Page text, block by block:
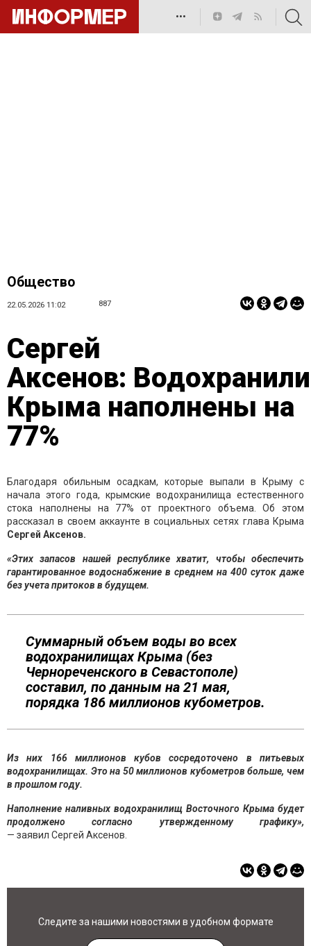
•••
Общество
22.05.2026 11:02 887
Сергей
Аксенов:
Крыма наполнены на
77%
Благодаря обильным осадкам, которые выпали в Крыму с
начала этого года, крымские водохранилища естественного
стока наполнены на 77% от проектного объема. Об этом
рассказал в своем аккаунте в социальных сетях глава Крыма
Сергей Аксенов.
«Этих запасов нашей республике хватит, чтобы обеспечить
гарантированное водоснабжение в среднем на 400 суток даже
без учета притоков в будущем.
Суммарный объем воды во всех
водохранилищах Крыма (без
Чернореченского в Севастополе)
составил, по данным на 21 мая,
порядка 186 миллионов кубометров.
Из них 166 миллионов кубов сосредоточено в питьевых
водохранилищах. Это на 50 миллионов кубометров больше, чем
в прошлом году.
Наполнение наливных водохранилищ Восточного Крыма будет
продолжено согласно утвержденному графику»,
— заявил Сергей Аксенов.
Следите за нашими новостями в удобном формате